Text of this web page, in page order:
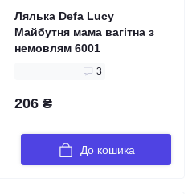
Лялька Defa Lucy
Майбутня мама вагітна з
немовлям 6001
3
206 ₴
До кошика